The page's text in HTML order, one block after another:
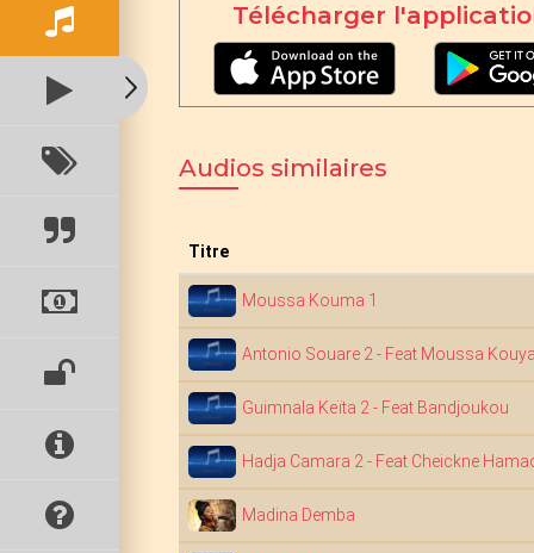
Télécharger
Audios similaires
Titre
Moussa Kouma 1
Antonio Souare 2 - Feat Moussa
Guimnala Keïta 2 - Feat Bandjoukou
Hadja Camara 2 - Feat Cheickne
Madina Demba